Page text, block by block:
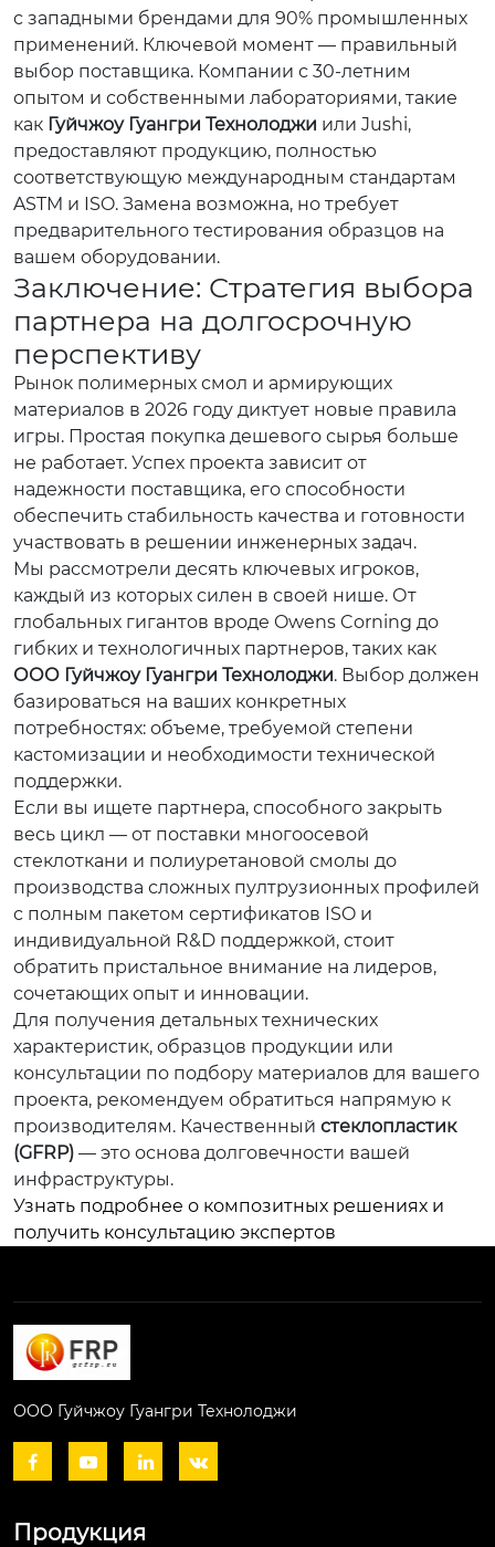
с западными брендами для 90% промышленных
применений. Ключевой момент — правильный
выбор поставщика. Компании с 30-летним
опытом и собственными лабораториями, такие
как Гуйчжоу Гуангри Технолоджи или Jushi,
предоставляют продукцию, полностью
соответствующую международным стандартам
ASTM и ISO. Замена возможна, но требует
предварительного тестирования образцов на
вашем оборудовании.
Заключение: Стратегия выбора
партнера на долгосрочную
перспективу
Рынок полимерных смол и армирующих
материалов в 2026 году диктует новые правила
игры. Простая покупка дешевого сырья больше
не работает. Успех проекта зависит от
надежности поставщика, его способности
обеспечить стабильность качества и готовности
участвовать в решении инженерных задач.
Мы рассмотрели десять ключевых игроков,
каждый из которых силен в своей нише. От
глобальных гигантов вроде Owens Corning до
гибких и технологичных партнеров, таких как
ООО Гуйчжоу Гуангри Технолоджи. Выбор должен
базироваться на ваших конкретных
потребностях: объеме, требуемой степени
кастомизации и необходимости технической
поддержки.
Если вы ищете партнера, способного закрыть
весь цикл — от поставки многоосевой
стеклоткани и полиуретановой смолы до
производства сложных пултрузионных профилей
с полным пакетом сертификатов ISO и
индивидуальной R&D поддержкой, стоит
обратить пристальное внимание на лидеров,
сочетающих опыт и инновации.
Для получения детальных технических
характеристик, образцов продукции или
консультации по подбору материалов для вашего
проекта, рекомендуем обратиться напрямую к
производителям. Качественный стеклопластик
(GFRP) — это основа долговечности вашей
инфраструктуры.
Узнать подробнее о композитных решениях и
получить консультацию экспертов
ООО Гуйчжоу Гуангри Технолоджи
   
Продукция